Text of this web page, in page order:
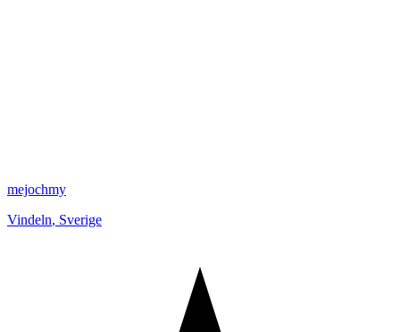
mejochmy
Vindeln, Sverige